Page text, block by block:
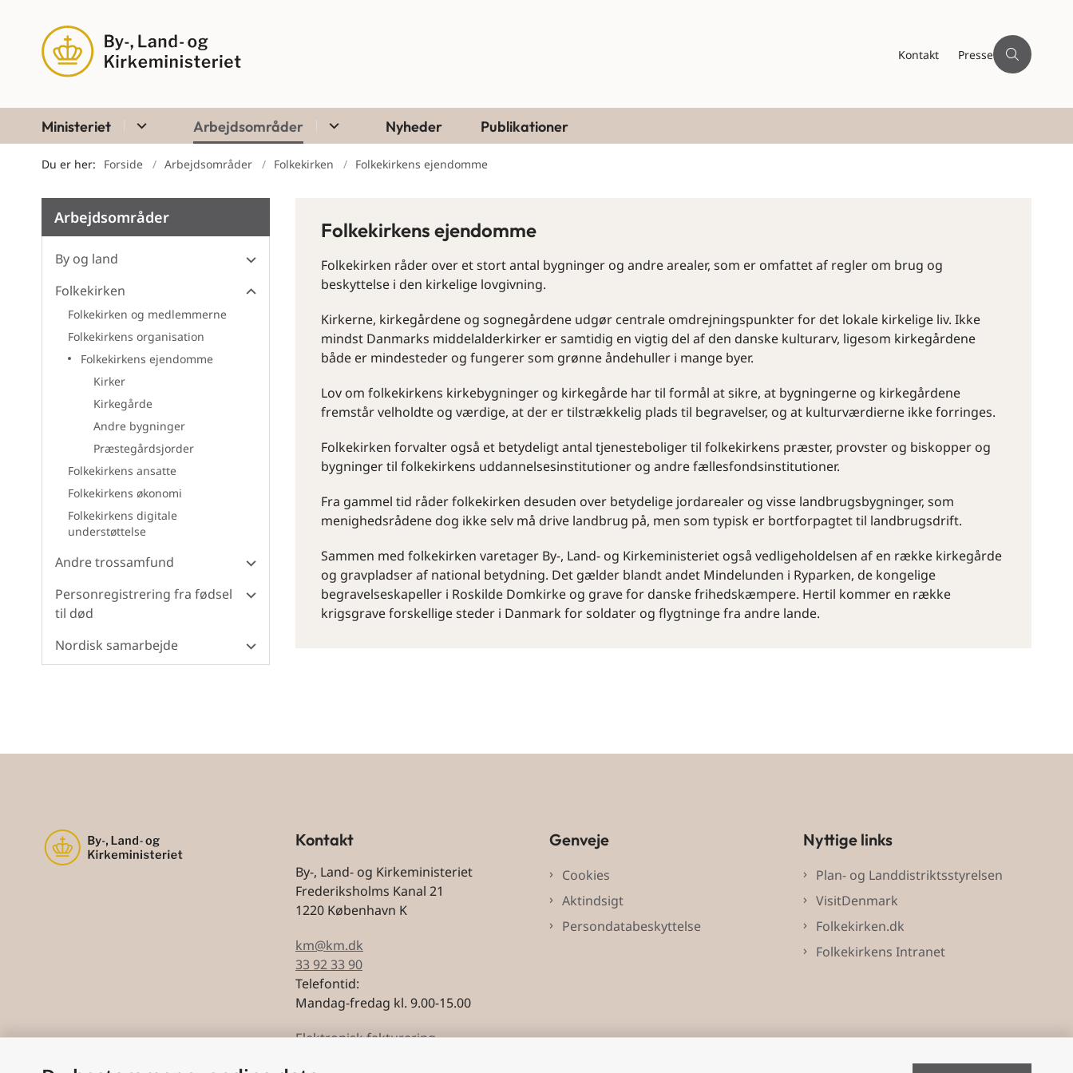
Kontakt Presse
Ministeriet Arbejdsområder Nyheder Publikationer
Du er her: Forside Arbejdsområder Folkekirken Folkekirkens ejendomme
Arbejdsområder
By og land
Folkekirken
Folkekirken og medlemmerne
Folkekirkens organisation
Folkekirkens ejendomme
Kirker
Kirkegårde
Andre bygninger
Præstegårdsjorder
Folkekirkens ansatte
Folkekirkens økonomi
Folkekirkens digitale
understøttelse
Andre trossamfund
Personregistrering fra fødsel
til død
Nordisk samarbejde
Folkekirkens ejendomme
Folkekirken råder over et stort antal bygninger og andre arealer, som er omfattet af regler om brug og
beskyttelse i den kirkelige lovgivning.
Kirkerne, kirkegårdene og sognegårdene udgør centrale omdrejningspunkter for det lokale kirkelige liv. Ikke
mindst Danmarks middelalderkirker er samtidig en vigtig del af den danske kulturarv, ligesom kirkegårdene
både er mindesteder og fungerer som grønne åndehuller i mange byer.
Lov om folkekirkens kirkebygninger og kirkegårde har til formål at sikre, at bygningerne og kirkegårdene
fremstår velholdte og værdige, at der er tilstrækkelig plads til begravelser, og at kulturværdierne ikke forringes.
Folkekirken forvalter også et betydeligt antal tjenesteboliger til folkekirkens præster, provster og biskopper og
bygninger til folkekirkens uddannelsesinstitutioner og andre fællesfondsinstitutioner.
Fra gammel tid råder folkekirken desuden over betydelige jordarealer og visse landbrugsbygninger, som
menighedsrådene dog ikke selv må drive landbrug på, men som typisk er bortforpagtet til landbrugsdrift.
Sammen med folkekirken varetager By-, Land- og Kirkeministeriet også vedligeholdelsen af en række kirkegårde
og gravpladser af national betydning. Det gælder blandt andet Mindelunden i Ryparken, de kongelige
begravelseskapeller i Roskilde Domkirke og grave for danske frihedskæmpere. Hertil kommer en række
krigsgrave forskellige steder i Danmark for soldater og flygtninge fra andre lande.
Kontakt
By-, Land- og Kirkeministeriet
Frederiksholms Kanal 21
1220 København K
km@km.dk
33 92 33 90
Telefontid:
Mandag-fredag kl. 9.00-15.00
Elektronisk fakturering
Genveje
Cookies
Aktindsigt
Persondatabeskyttelse
Nyttige links
Plan- og Landdistriktsstyrelsen
VisitDenmark
Folkekirken.dk
Folkekirkens Intranet